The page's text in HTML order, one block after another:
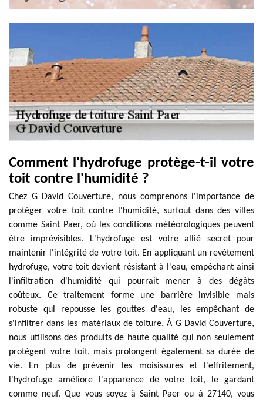
Comment l'hydrofuge protège-t-il votre
toit contre l'humidité ?
Chez G David Couverture, nous comprenons l'importance de
protéger votre toit contre l'humidité, surtout dans des villes
comme Saint Paer, où les conditions météorologiques peuvent
être imprévisibles. L'hydrofuge est votre allié secret pour
maintenir l'intégrité de votre toit. En appliquant un revêtement
hydrofuge, votre toit devient résistant à l'eau, empêchant ainsi
l'infiltration d'humidité qui pourrait mener à des dégâts
coûteux. Ce traitement forme une barrière invisible mais
robuste qui repousse les gouttes d'eau, les empêchant de
s'infiltrer dans les matériaux de toiture. À G David Couverture,
nous utilisons des produits de haute qualité qui non seulement
protègent votre toit, mais prolongent également sa durée de
vie. En plus de prévenir les moisissures et l'effritement,
l'hydrofuge améliore l'apparence de votre toit, le gardant
comme neuf. Que vous soyez à Saint Paer ou à 27140, vous